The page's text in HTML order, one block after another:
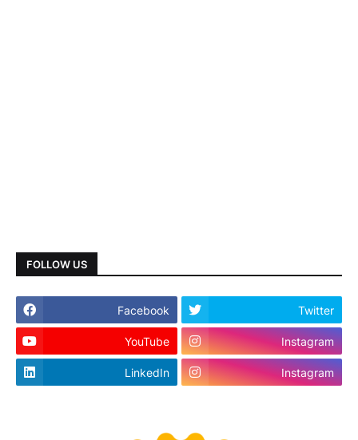
FOLLOW US
Facebook Twitter
YouTube Instagram
LinkedIn Instagram